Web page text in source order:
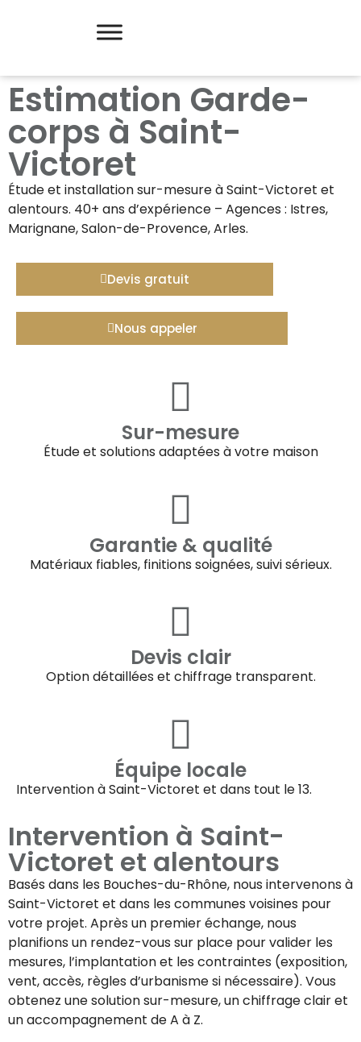
Estimation Garde-
corps à Saint-
Victoret
Étude et installation sur-mesure àSaint-Victoret et
alentours. 40+ ans d’expérience – Agences : Istres,
Marignane, Salon-de-Provence, Arles.
Devis gratuit
Nous appeler
Sur-mesure
Étude et solutions adaptées à votre maison
Garantie & qualité
Matériaux fiables, finitions soignées, suivi sérieux.
Devis clair
Option détaillées et chiffrage transparent.
Équipe locale
Intervention àSaint-Victoret et dans tout le 13.
Intervention à Saint-
Victoret et alentours
Basés dans les Bouches-du-Rhône, nous intervenons à
Saint-Victoret et dans les communes voisines pour
votre projet. Après un premier échange, nous
planifions un rendez-vous sur place pour valider les
mesures, l’implantation et les contraintes (exposition,
vent, accès, règles d’urbanisme si nécessaire). Vous
obtenez une solution sur-mesure, un chiffrage clair et
un accompagnement de A à Z.